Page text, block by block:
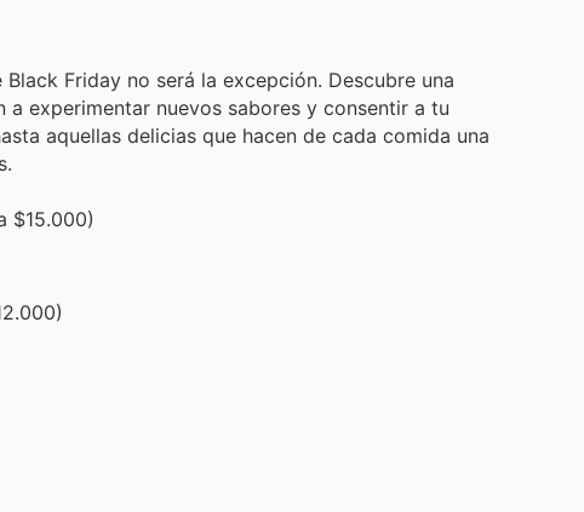
Friday no será la excepción. Descubre una
experimentar nuevos sabores y consentir a tu
aquellas delicias que hacen de cada comida una
$15.000)